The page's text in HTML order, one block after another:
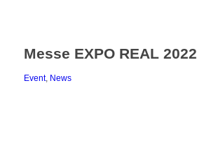
Messe EXPO REAL 2022
Event, News